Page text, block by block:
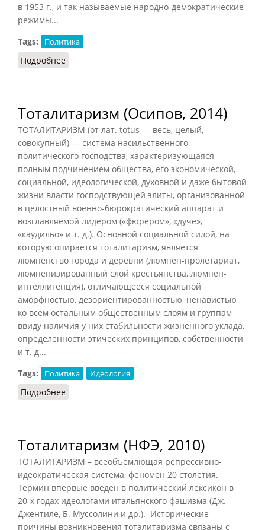
в 1953 г., и так называемые народно-демократические
режимы...
Tags:
Политика
Подробнее
Тоталитаризм (Осипов, 2014)
ТОТАЛИТАРИЗМ (от лат. totus — весь, целый,
совокупный) — система насильственного
политического господства, характеризующаяся
полным подчинением общества, его экономической,
социальной, идеологической, духовной и даже бытовой
жизни власти господствующей элиты, организованной
в целостный военно-бюрократический аппарат и
возглавляемой лидером («фюрером», «дуче»,
«каудильо» и т. д.). Основной социальной силой, на
которую опирается тоталитаризм, является
люмпенство города и деревни (люмпен-пролетариат,
люмпенизированный слой крестьянства, люмпен-
интеллигенция), отличающееся социальной
аморфностью, дезориентированностью, ненавистью
ко всем остальным общественным слоям и группам
ввиду наличия у них стабильности жизненного уклада,
определенности этических принципов, собственности
и т. д...
Tags:
Политика Идеология
Подробнее
Тоталитаризм (НФЭ, 2010)
ТОТАЛИТАРИЗМ – всеобъемлющая репрессивно-
идеократическая система, феномен 20 столетия.
Термин впервые введен в политический лексикон в
20-х годах идеологами итальянского фашизма (Дж.
Джентиле, Б. Муссолини и др.). Исторические
причины возникновения тоталитаризма связаны с